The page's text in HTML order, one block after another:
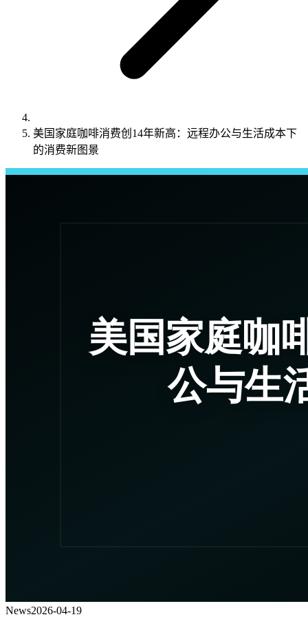
美国家庭咖啡消费创14年新高：远程办公与生活成本下
的消费新图景
News2026-04-19